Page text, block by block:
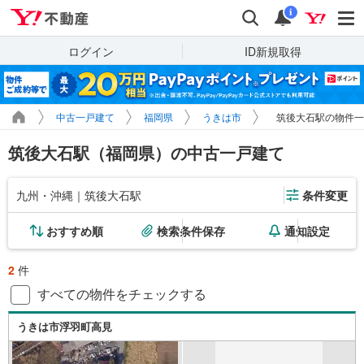
検索 通知
i
ログイン ID新規取得
中古一戸建て 福岡県 うきは市 筑後大石駅の物件
筑後大石駅（福岡県）の中古一戸建て
九州・沖縄｜筑後大石駅 条件変更
おすすめ順 検索条件保存 通知設定
2 件
すべての物件をチェックする
うきは市浮羽町高見